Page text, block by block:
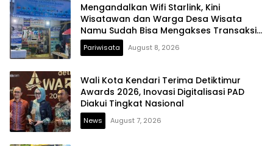
Mengandalkan Wifi Starlink, Kini
Wisatawan dan Warga Desa Wisata
Namu Sudah Bisa Mengakses Transaksi
Digital
Pariwisata August 8, 2026
Wali Kota Kendari Terima Detiktimur
Awards 2026, Inovasi Digitalisasi PAD
Diakui Tingkat Nasional
News August 7, 2026